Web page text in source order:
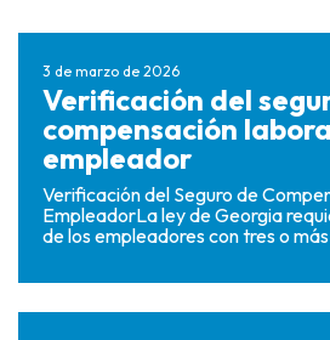
3 de marzo de 2026
Verificación del
compensación
empleador
Verificación del Seguro de
EmpleadorLa ley de Georgia
de los empleadores con tres o